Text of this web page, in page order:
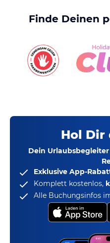
Finde Deinen
Hol Dir
Dein
Exklusive App-
Komplett kostenlos,
Alle Buchungsinfos